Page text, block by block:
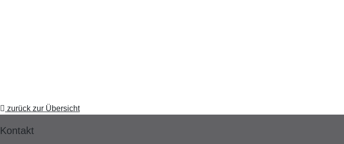
zurück zur Übersicht
Kontakt